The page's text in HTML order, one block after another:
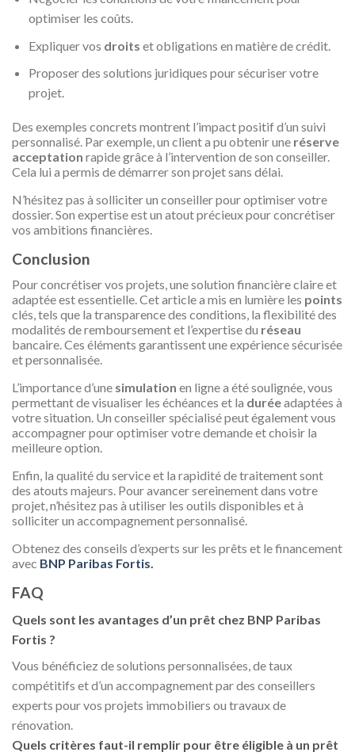
optimiser les coûts.
Expliquer vos droits et obligations en matière de crédit.
Proposer des solutions juridiques pour sécuriser votre
projet.
Des exemples concrets montrent l’impact positif d’un suivi
personnalisé. Par exemple, un client a pu obtenir une réserve
acceptation rapide grâce à l’intervention de son conseiller.
Cela lui a permis de démarrer son projet sans délai.
N’hésitez pas à solliciter un conseiller pour optimiser votre
dossier. Son expertise est un atout précieux pour concrétiser
vos ambitions financières.
Conclusion
Pour concrétiser vos projets, une solution financière claire et
adaptée est essentielle. Cet article a mis en lumière les points
clés, tels que la transparence des conditions, la flexibilité des
modalités de remboursement et l’expertise du réseau
bancaire. Ces éléments garantissent une expérience sécurisée
et personnalisée.
L’importance d’une simulation en ligne a été soulignée, vous
permettant de visualiser les échéances et la duréeadaptées à
votre situation. Un conseiller spécialisé peut également vous
accompagner pour optimiser votre demande et choisir la
meilleure option.
Enfin, la qualité du service et la rapidité de traitement sont
des atouts majeurs. Pour avancer sereinement dans votre
projet, n’hésitez pas à utiliser les outils disponibles et à
solliciter un accompagnement personnalisé.
Obtenez des conseils d’experts sur les prêts et le financement
avec BNP Paribas Fortis.
FAQ
Quels sont les avantages d’un prêt chez BNP Paribas
Fortis ?
Vous bénéficiez de solutions personnalisées, de taux
compétitifs et d’un accompagnement par des conseillers
experts pour vos projets immobiliers ou travaux de
rénovation.
Quels critères faut-il remplir pour être éligible à un prêt